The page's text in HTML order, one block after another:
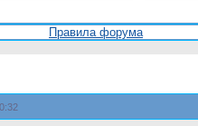
Правила форума